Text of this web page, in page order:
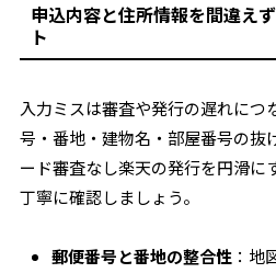
申込内容と住所情報を間違え
ト
入力ミスは審査や発行の遅れにつ
号・番地・建物名・部屋番号の抜
ード審査なし楽天の発行を円滑に
丁寧に確認しましょう。
郵便番号と番地の整合性 ：地